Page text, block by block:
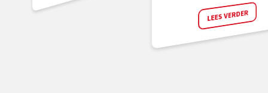
LEES VERDER